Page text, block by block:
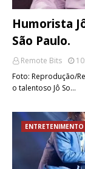
Humorista
São Paulo.
Remote Bits
Foto: Reprodução/
o talentoso Jô So…
ENTRETENIMENTO